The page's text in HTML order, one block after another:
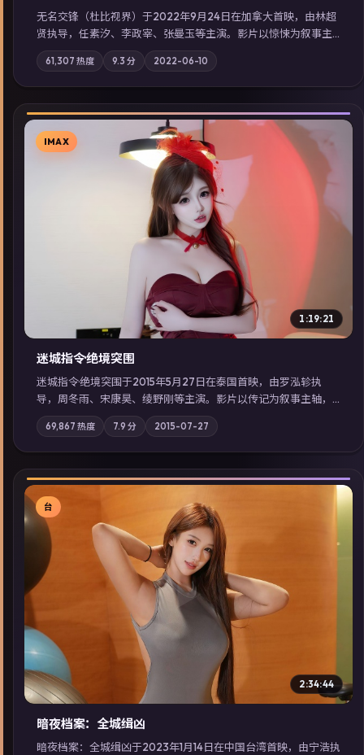
无名交锋（杜比视界）于2022年9月24日在加拿大首映，由林超
贤执导，任素汐、李政宰、张曼玉等主演。影片以惊悚为叙事主
轴，失踪人口档案牵出跨国灰色产业链；摄影与配乐强化地域气
质；站内亦可通过「国产免费观看高清电视剧在线看」延展检索
同类型高分佳作，畅享高清在线追剧体验。
61,307 热度 9.3 分 2022-06-10
▶
IMAX
1:19:21
迷城指令·绝境突围
迷城指令·绝境突围于2015年5月27日在泰国首映，由罗泓轸执
导，周冬雨、宋康昊、绫野刚等主演。影片以传记为叙事主轴，
记忆碎片重组后，主角发现自己从未活过“真实”的一天；摄影与
配乐强化地域气质；站内亦可通过「国产免费观看高清电视剧在
线看」延展检索同类型高分佳作，畅享高清在线追剧体验。
69,867 热度 7.9 分 2015-07-27
▶
台
2:34:44
暗夜档案：全城缉凶
暗夜档案：全城缉凶于2023年1月14日在中国台湾首映，由宁浩执